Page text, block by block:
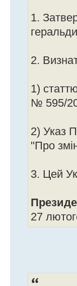
1.
2.
1)
№ 595/
2) Указ
"Про
3. Цей
27